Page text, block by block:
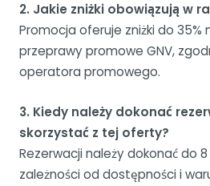
2. Jakie zniżki obowiązują w
Promocja oferuje zniżki do 35%
przeprawy promowe GNV,
operatora promowego.
3. Kiedy należy dokonać
skorzystać z tej oferty?
Rezerwacji należy dokonać do 8
zależności od dostępności i